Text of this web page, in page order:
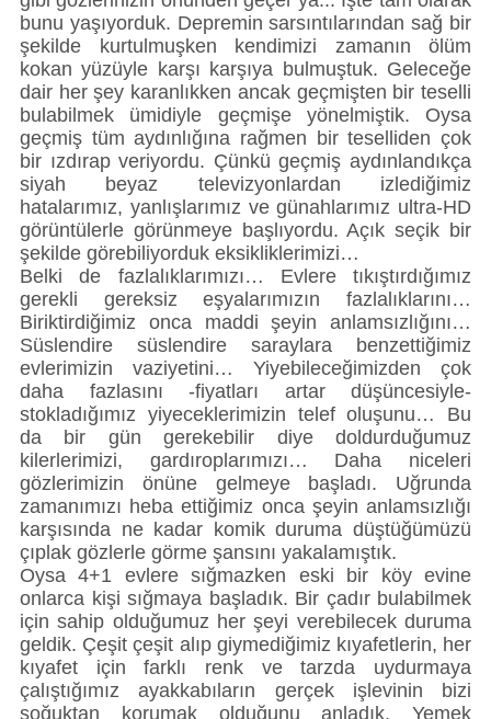
bunu yaşıyorduk. Depremin sarsıntılarından sağ bir
şekilde kurtulmuşken kendimizi zamanın ölüm
kokan yüzüyle karşı karşıya bulmuştuk. Geleceğe
dair her şey karanlıkken ancak geçmişten bir teselli
bulabilmek ümidiyle geçmişe yönelmiştik. Oysa
geçmiş tüm aydınlığına rağmen bir teselliden çok
bir ızdırap veriyordu. Çünkü geçmiş aydınlandıkça
siyah beyaz televizyonlardan izlediğimiz
hatalarımız, yanlışlarımız ve günahlarımız ultra-HD
görüntülerle görünmeye başlıyordu. Açık seçik bir
şekilde görebiliyorduk eksikliklerimizi…
Belki de fazlalıklarımızı… Evlere tıkıştırdığımız
gerekli gereksiz eşyalarımızın fazlalıklarını…
Biriktirdiğimiz onca maddi şeyin anlamsızlığını…
Süslendire süslendire saraylara benzettiğimiz
evlerimizin vaziyetini… Yiyebileceğimizden çok
daha fazlasını -fiyatları artar düşüncesiyle-
stokladığımız yiyeceklerimizin telef oluşunu… Bu
da bir gün gerekebilir diye doldurduğumuz
kilerlerimizi, gardıroplarımızı… Daha niceleri
gözlerimizin önüne gelmeye başladı. Uğrunda
zamanımızı heba ettiğimiz onca şeyin anlamsızlığı
karşısında ne kadar komik duruma düştüğümüzü
çıplak gözlerle görme şansını yakalamıştık.
Oysa 4+1 evlere sığmazken eski bir köy evine
onlarca kişi sığmaya başladık. Bir çadır bulabilmek
için sahip olduğumuz her şeyi verebilecek duruma
geldik. Çeşit çeşit alıp giymediğimiz kıyafetlerin, her
kıyafet için farklı renk ve tarzda uydurmaya
çalıştığımız ayakkabıların gerçek işlevinin bizi
soğuktan korumak olduğunu anladık. Yemek